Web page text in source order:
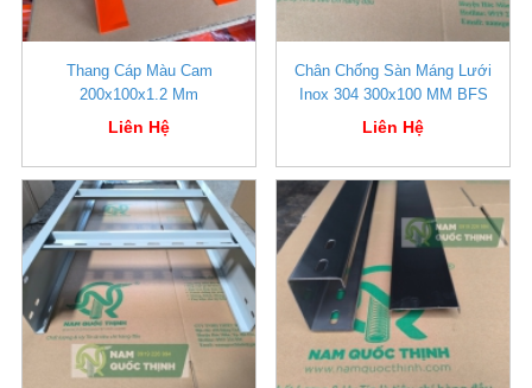
Thang Cáp Màu Cam
200x100x1.2 Mm
Liên Hệ
Chân Chống Sàn Máng Lưới
Inox 304 300x100 MM BFS
Liên Hệ